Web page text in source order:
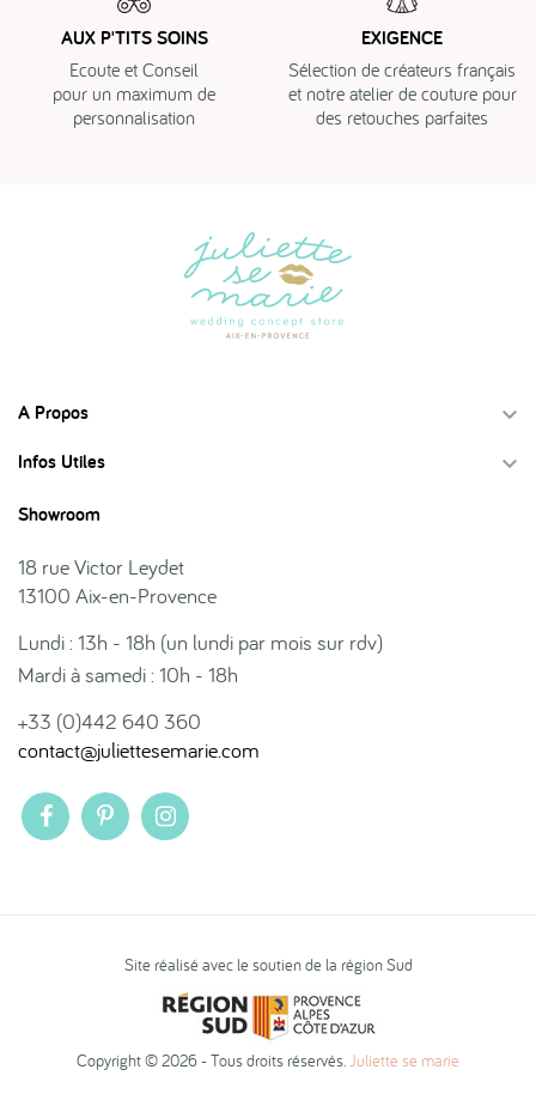
AUX P'TITS SOINS
Ecoute et Conseil
pour un maximum de
personnalisation
EXIGENCE
Sélection de créateurs français
et notre atelier de couture pour
des retouches parfaites
A Propos 
Infos Utiles 
Showroom
18 rue Victor Leydet
13100 Aix-en-Provence
Lundi : 13h - 18h (un lundi par mois sur rdv)
Mardi à samedi : 10h - 18h
+33 (0)442 640 360
contact@juliettesemarie.com
Site réalisé avec le soutien de la région Sud
Copyright © 2026 - Tous droits réservés.Juliette se marie